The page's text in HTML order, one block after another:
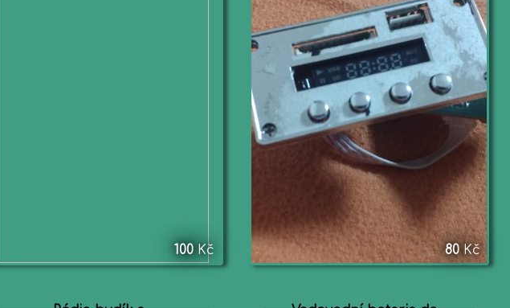
100 Kč 80Kč